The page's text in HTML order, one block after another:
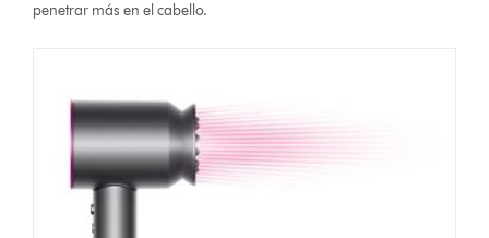
penetrar más en el cabello.